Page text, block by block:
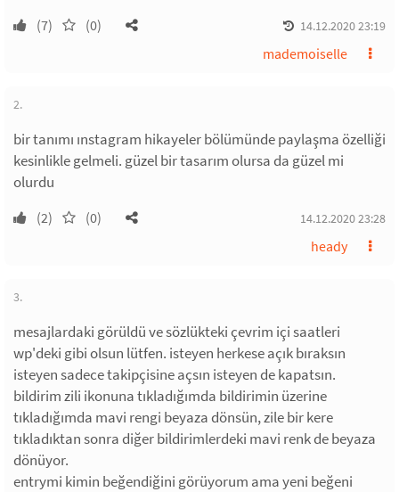
(7) (0) 14.12.2020 23:19
mademoiselle
2.
bir tanımı ınstagram hikayeler bölümünde paylaşma özelliği
kesinlikle gelmeli. güzel bir tasarım olursa da güzel mi
olurdu
(2) (0) 14.12.2020 23:28
heady
3.
mesajlardaki görüldü ve sözlükteki çevrim içi saatleri
wp'deki gibi olsun lütfen. isteyen herkese açık bıraksın
isteyen sadece takipçisine açsın isteyen de kapatsın.
bildirim zili ikonuna tıkladığımda bildirimin üzerine
tıkladığımda mavi rengi beyaza dönsün, zile bir kere
tıkladıktan sonra diğer bildirimlerdeki mavi renk de beyaza
dönüyor.
entrymi kimin beğendiğini görüyorum ama yeni beğeni